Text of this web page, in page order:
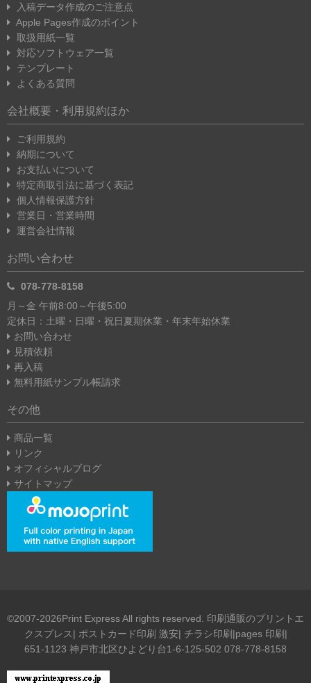
入稿データ作成のご注意点
Apple Pages作成のポイント
取扱用紙一覧
対応ソフトウェア一覧
テンプレート
よくある質問
会社概要・利用規約ほか
ご利用規約
納期について
お支払いについて
特定商取引法に基づく表記
個人情報保護方針
営業日・営業時間
運営会社情報
お問い合わせ
078-778-8158
月～金 午前8:00～午後5:00
定休日：土曜・日曜・祝日 夏期休業・年末年始休業
お問い合わせ
見積依頼
再入稿
無料用紙サンプル帳請求
その他
商品一覧
リンク
オフィシャルブログ
サイトマップ
©2007-2026Print Express All rights reserved. 印刷通販のプリントエ
クスプレス| ポストカード印刷 激安| チラシ印刷|pages 印刷|
651-1123 神戸市北区ひよどり台1-6-125-502 078-778-8158